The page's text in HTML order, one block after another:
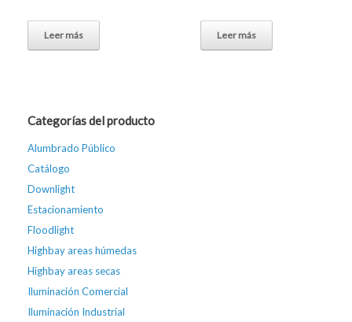
Leer más Leer más
Categorías del producto
Alumbrado Público
Catálogo
Downlight
Estacionamiento
Floodlight
Highbay areas húmedas
Highbay areas secas
Iluminación Comercial
Iluminación Industrial